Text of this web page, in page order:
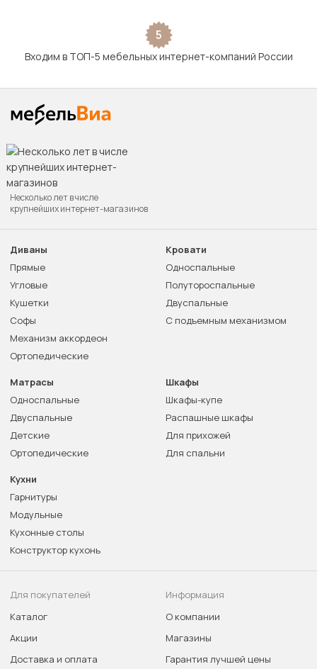
5
Входим в ТОП-5 мебельных интернет-компаний России
Несколько лет в числе
крупнейших интернет-магазинов
Диваны
Прямые
Угловые
Кушетки
Софы
Механизм аккордеон
Ортопедические
Кровати
Односпальные
Полутороспальные
Двуспальные
С подъемным механизмом
Матрасы
Односпальные
Двуспальные
Детские
Ортопедические
Шкафы
Шкафы-купе
Распашные шкафы
Для прихожей
Для спальни
Кухни
Гарнитуры
Модульные
Кухонные столы
Конструктор кухонь
Для покупателей
Каталог
Акции
Доставка и оплата
Информация
О компании
Магазины
Гарантия лучшей цены